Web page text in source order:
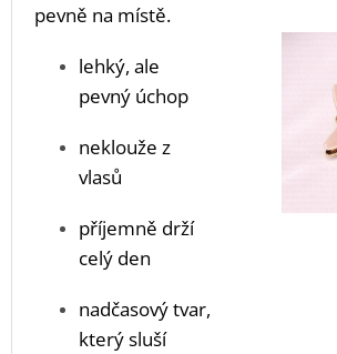
pevně na místě.
lehký, ale
pevný úchop
neklouže z
vlasů
příjemně drží
celý den
nadčasový tvar,
který sluší